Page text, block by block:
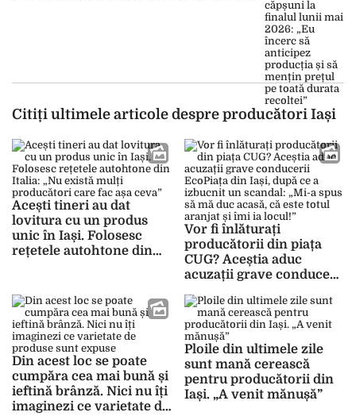
Citiți ultimele articole despre producători Iași
Acești tineri au dat
lovitura cu un produs
unic în Iași. Folosesc
rețetele autohtone din
ceva”
Vor fi înlăturați
producătorii din piața
CUG? Aceștia aduc
acuzații grave conducerii
a izbucnit un scandal:
„Mi-a spus să mă duc
acasă, că este totul
aranjat și îmi ia locul!”
Din acest loc se poate
cumpăra cea mai bună și
ieftină brânză. Nici nu îți
imaginezi ce varietate de
Ploile din ultimele zile
sunt mană cerească
pentru producătorii din
Iași. „A venit mănușă”